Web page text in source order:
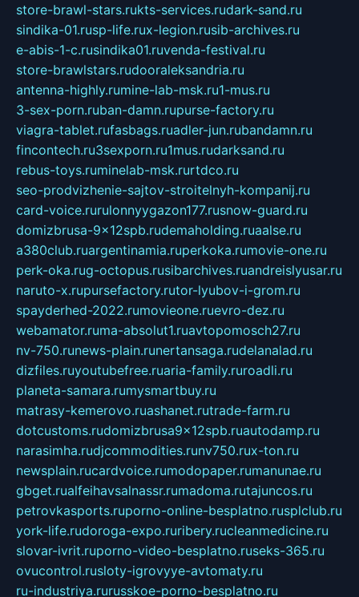
store-brawl-stars.rukts-services.rudark-sand.ru
sindika-01.rusp-life.rux-legion.rusib-archives.ru
e-abis-1-c.rusindika01.ruvenda-festival.ru
store-brawlstars.rudooraleksandria.ru
antenna-highly.rumine-lab-msk.ru1-mus.ru
3-sex-porn.ruban-damn.rupurse-factory.ru
viagra-tablet.rufasbags.ruadler-jun.rubandamn.ru
fincontech.ru3sexporn.ru1mus.rudarksand.ru
rebus-toys.ruminelab-msk.rurtdco.ru
seo-prodvizhenie-sajtov-stroitelnyh-kompanij.ru
card-voice.rurulonnyygazon177.rusnow-guard.ru
domizbrusa-9x12spb.rudemaholding.ruaalse.ru
a380club.ruargentinamia.ruperkoka.rumovie-one.ru
perk-oka.rug-octopus.rusibarchives.ruandreislyusar.ru
naruto-x.rupursefactory.rutor-lyubov-i-grom.ru
spayderhed-2022.rumovieone.ruevro-dez.ru
webamator.ruma-absolut1.ruavtopomosch27.ru
nv-750.runews-plain.runertansaga.rudelanalad.ru
dizfiles.ruyoutubefree.ruaria-family.ruroadli.ru
planeta-samara.rumysmartbuy.ru
matrasy-kemerovo.ruashanet.rutrade-farm.ru
dotcustoms.rudomizbrusa9x12spb.ruautodamp.ru
narasimha.rudjcommodities.runv750.rux-ton.ru
newsplain.rucardvoice.rumodopaper.rumanunae.ru
gbget.rualfeihavsalnassr.rumadoma.rutajuncos.ru
petrovkasports.ruporno-online-besplatno.rusplclub.ru
york-life.rudoroga-expo.ruribery.rucleanmedicine.ru
slovar-ivrit.ruporno-video-besplatno.ruseks-365.ru
ovucontrol.rusloty-igrovyye-avtomaty.ru
ru-industriya.rurusskoe-porno-besplatno.ru